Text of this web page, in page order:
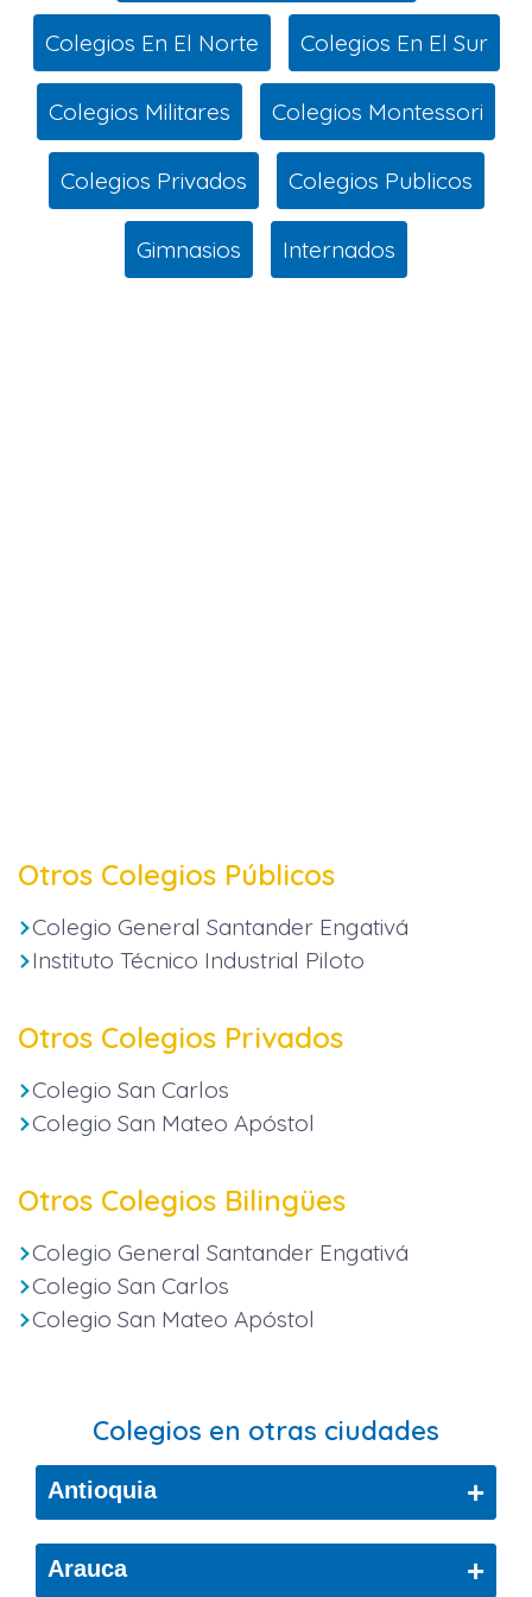
Colegios En El Norte Colegios En El Sur
Colegios Militares Colegios Montessori
Colegios Privados Colegios Publicos
Gimnasios Internados
Otros Colegios Públicos
Colegio General Santander Engativá
Instituto Técnico Industrial Piloto
Otros Colegios Privados
Colegio San Carlos
Colegio San Mateo Apóstol
Otros Colegios Bilingües
Colegio General Santander Engativá
Colegio San Carlos
Colegio San Mateo Apóstol
Colegios en otras ciudades
Antioquia +
Bello
Arauca +